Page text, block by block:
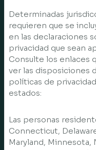
Determinadas
requieren que se
en las declaraciones
privacidad que sean
Consulte los enlaces
ver las disposiciones
políticas de
estados:
Las personas
Connecticut,
Maryland, Minnesota,